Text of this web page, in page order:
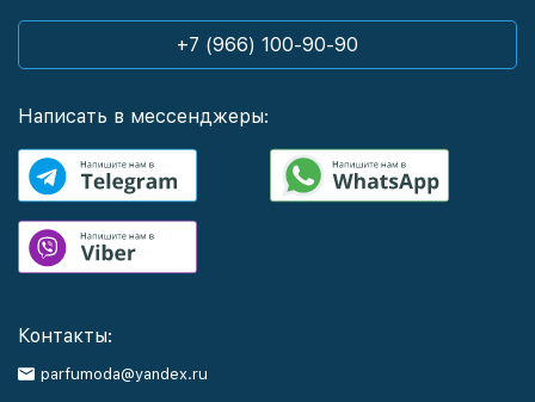
+7 (966) 100-90-90
Написать в мессенджеры:
Контакты:
parfumoda@yandex.ru